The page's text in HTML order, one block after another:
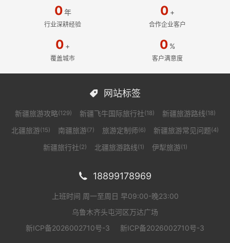
0年
行业深耕经验
0 +
合作企业客户
0 +
覆盖城市
0 %
客户满意度
 网站标签
新疆旅游攻略(129) 新疆飞牛国际旅行社(18) 新疆旅游路线(18)
北疆旅游(15) 南疆旅游(7) 旅游定制师(6) 新疆旅游常见问题(4)
新疆旅行社(2) 北疆旅游路线(1) 伊犁旅游(1)
 18899178969
上班时间 周一至周日 早09:00-晚23:00
乌鲁木齐头屯河区万达广场
新ICP备2026002710号-3
新ICP备2026002710号-3